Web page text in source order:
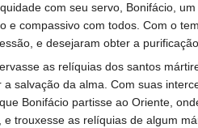
com seu servo, Bonifácio,
e compassivo com todos. Com o
e desejaram obter a
as relíquias dos santos
salvação da alma. Com suas
Bonifácio partisse ao Oriente,
trouxesse as relíquias de algum